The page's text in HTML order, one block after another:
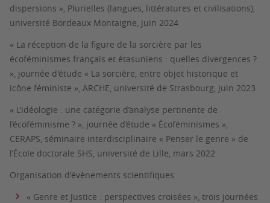
dispersions », Plurielles (langues, littératures et civilisations),
université Bordeaux Montaigne, juin 2024
« La réception de la figure de la sorcière par les
écoféminismes français et étasuniens : quelles divergences ?
», journée d'étude « La sorcière, entre objet historique et
icône féministe », ARCHE, université de Strasbourg, juin 2023
« L’idéologie : une catégorie d’analyse pertinente de
l’écoféminisme ? », journée d’étude « Écoféminismes »,
CERAPS, séminaire interdisciplinaire « Penser le genre » de
l’École doctorale SHS, université de Lille, mars 2022
Organisation d'évènements scientifiques
« Genre et Justice : perspectives croisées », trois journées